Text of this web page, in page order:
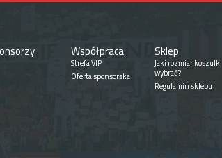
Współpraca
Strefa VIP
Oferta sponsorska
Sklep
Jaki rozmiar koszulki
wybrać?
Regulamin sklepu